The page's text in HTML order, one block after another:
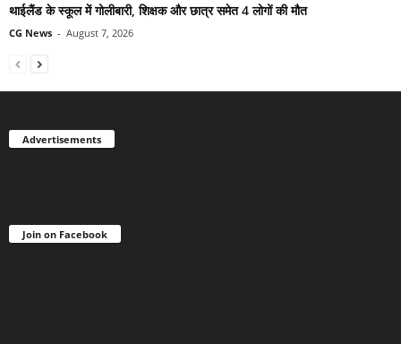
थाईलैंड के स्कूल में गोलीबारी, शिक्षक और छात्र समेत 4 लोगों की मौत
CG News - August 7, 2026
Advertisements
Join on Facebook